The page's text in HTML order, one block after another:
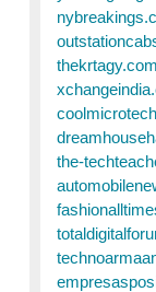
thekrtagy.com
the-